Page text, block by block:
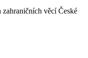
věcí České